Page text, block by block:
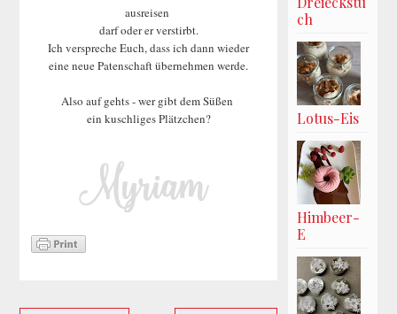
ausreisen
darf oder er verstirbt.
Ich verspreche Euch, dass ich dann wieder
eine neue Patenschaft übernehmen werde.
Also auf gehts - wer gibt dem Süßen
ein kuschliges Plätzchen?
ch
Lotus-Eis
Himbeer-
E